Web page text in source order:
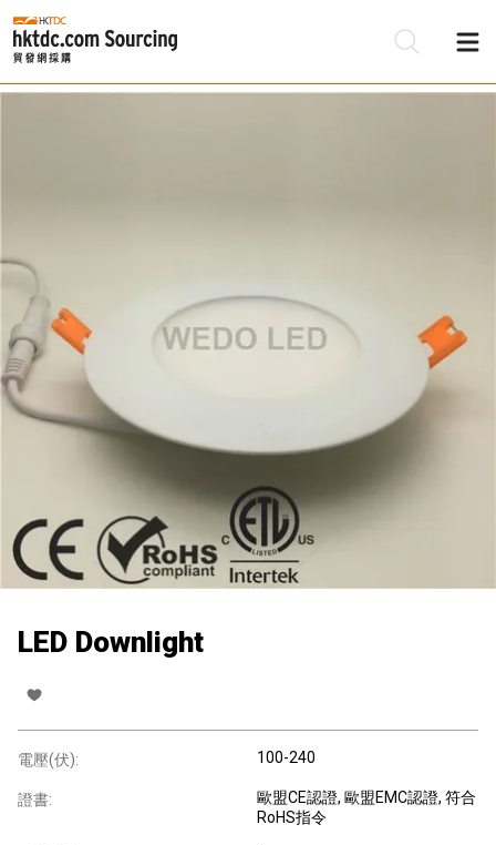
LED Downlight
電壓(伏): 100-240
證書: 歐盟CE認證, 歐盟EMC認證, 符合
RoHS指令